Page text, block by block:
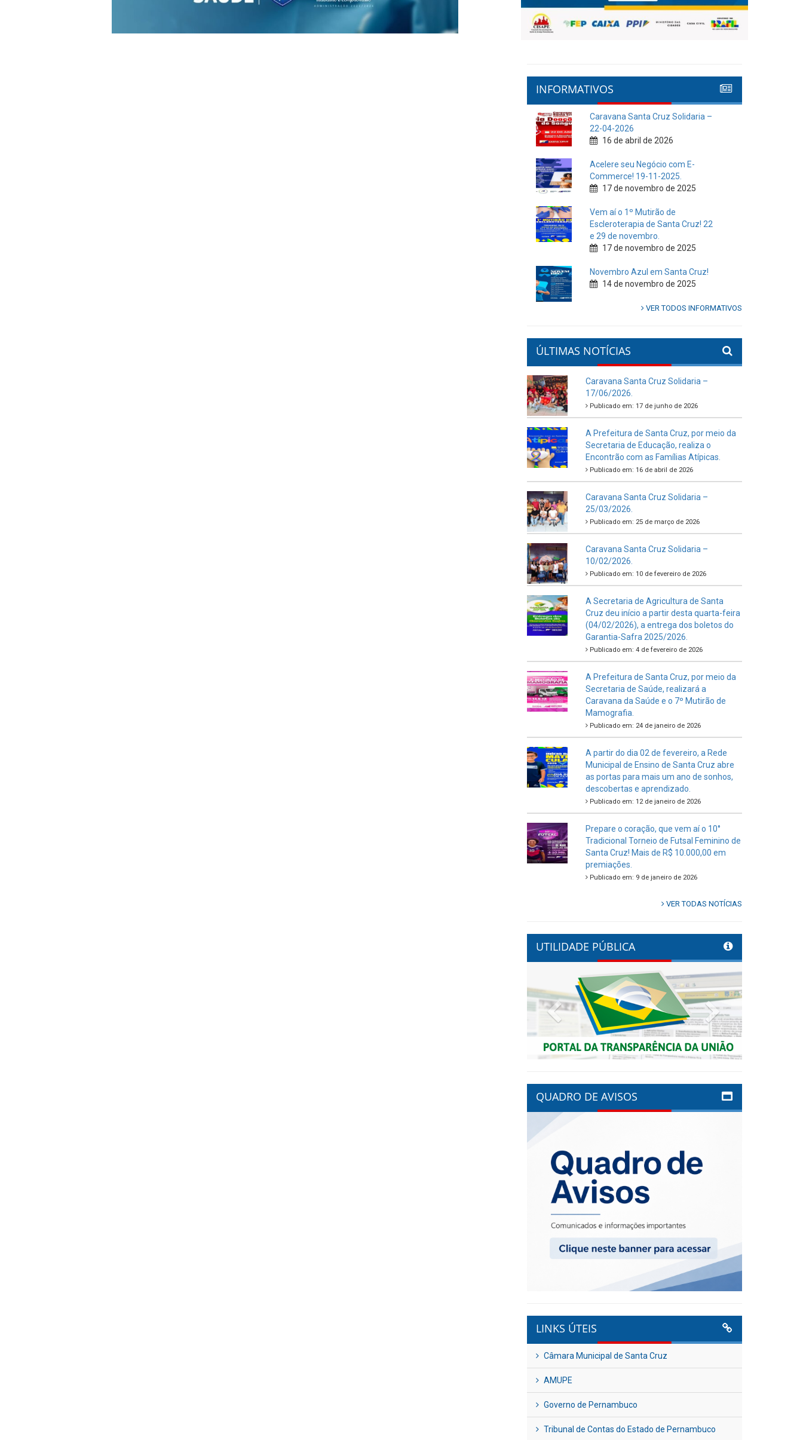
INFORMATIVOS
Caravana Santa Cruz Solidaria –
22-04-2026
16 de abril de 2026
Acelere seu Negócio com E-
Commerce! 19-11-2025.
17 de novembro de 2025
Vem aí o 1º Mutirão de
Escleroterapia de Santa Cruz! 22
e 29 de novembro.
17 de novembro de 2025
Novembro Azul em Santa Cruz!
14 de novembro de 2025
VER TODOS INFORMATIVOS
ÚLTIMAS NOTÍCIAS
Caravana Santa Cruz Solidaria –
17/06/2026.
Publicado em: 17 de junho de 2026
A Prefeitura de Santa Cruz, por meio da
Secretaria de Educação, realiza o
Encontrão com as Famílias Atípicas.
Publicado em: 16 de abril de 2026
Caravana Santa Cruz Solidaria –
25/03/2026.
Publicado em: 25 de março de 2026
Caravana Santa Cruz Solidaria –
10/02/2026.
Publicado em: 10 de fevereiro de 2026
A Secretaria de Agricultura de Santa
Cruz deu início a partir desta quarta-feira
(04/02/2026), a entrega dos boletos do
Garantia-Safra 2025/2026.
Publicado em: 4 de fevereiro de 2026
A Prefeitura de Santa Cruz, por meio da
Secretaria de Saúde, realizará a
Caravana da Saúde e o 7º Mutirão de
Mamografia.
Publicado em: 24 de janeiro de 2026
A partir do dia 02 de fevereiro, a Rede
Municipal de Ensino de Santa Cruz abre
as portas para mais um ano de sonhos,
descobertas e aprendizado.
Publicado em: 12 de janeiro de 2026
Prepare o coração, que vem aí o 10°
Tradicional Torneio de Futsal Feminino de
Santa Cruz! Mais de R$ 10.000,00 em
premiações.
Publicado em: 9 de janeiro de 2026
VER TODAS NOTÍCIAS
UTILIDADE PÚBLICA
Previous Next
QUADRO DE AVISOS
LINKS ÚTEIS
Câmara Municipal de Santa Cruz
AMUPE
Governo de Pernambuco
Tribunal de Contas do Estado de Pernambuco